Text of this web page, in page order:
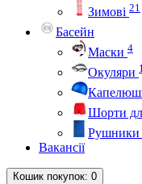
Зимові 21
Басейн
Маски 4
Окуляри
Шорти
Рушники
Вакансії
Кошик покупок: 0